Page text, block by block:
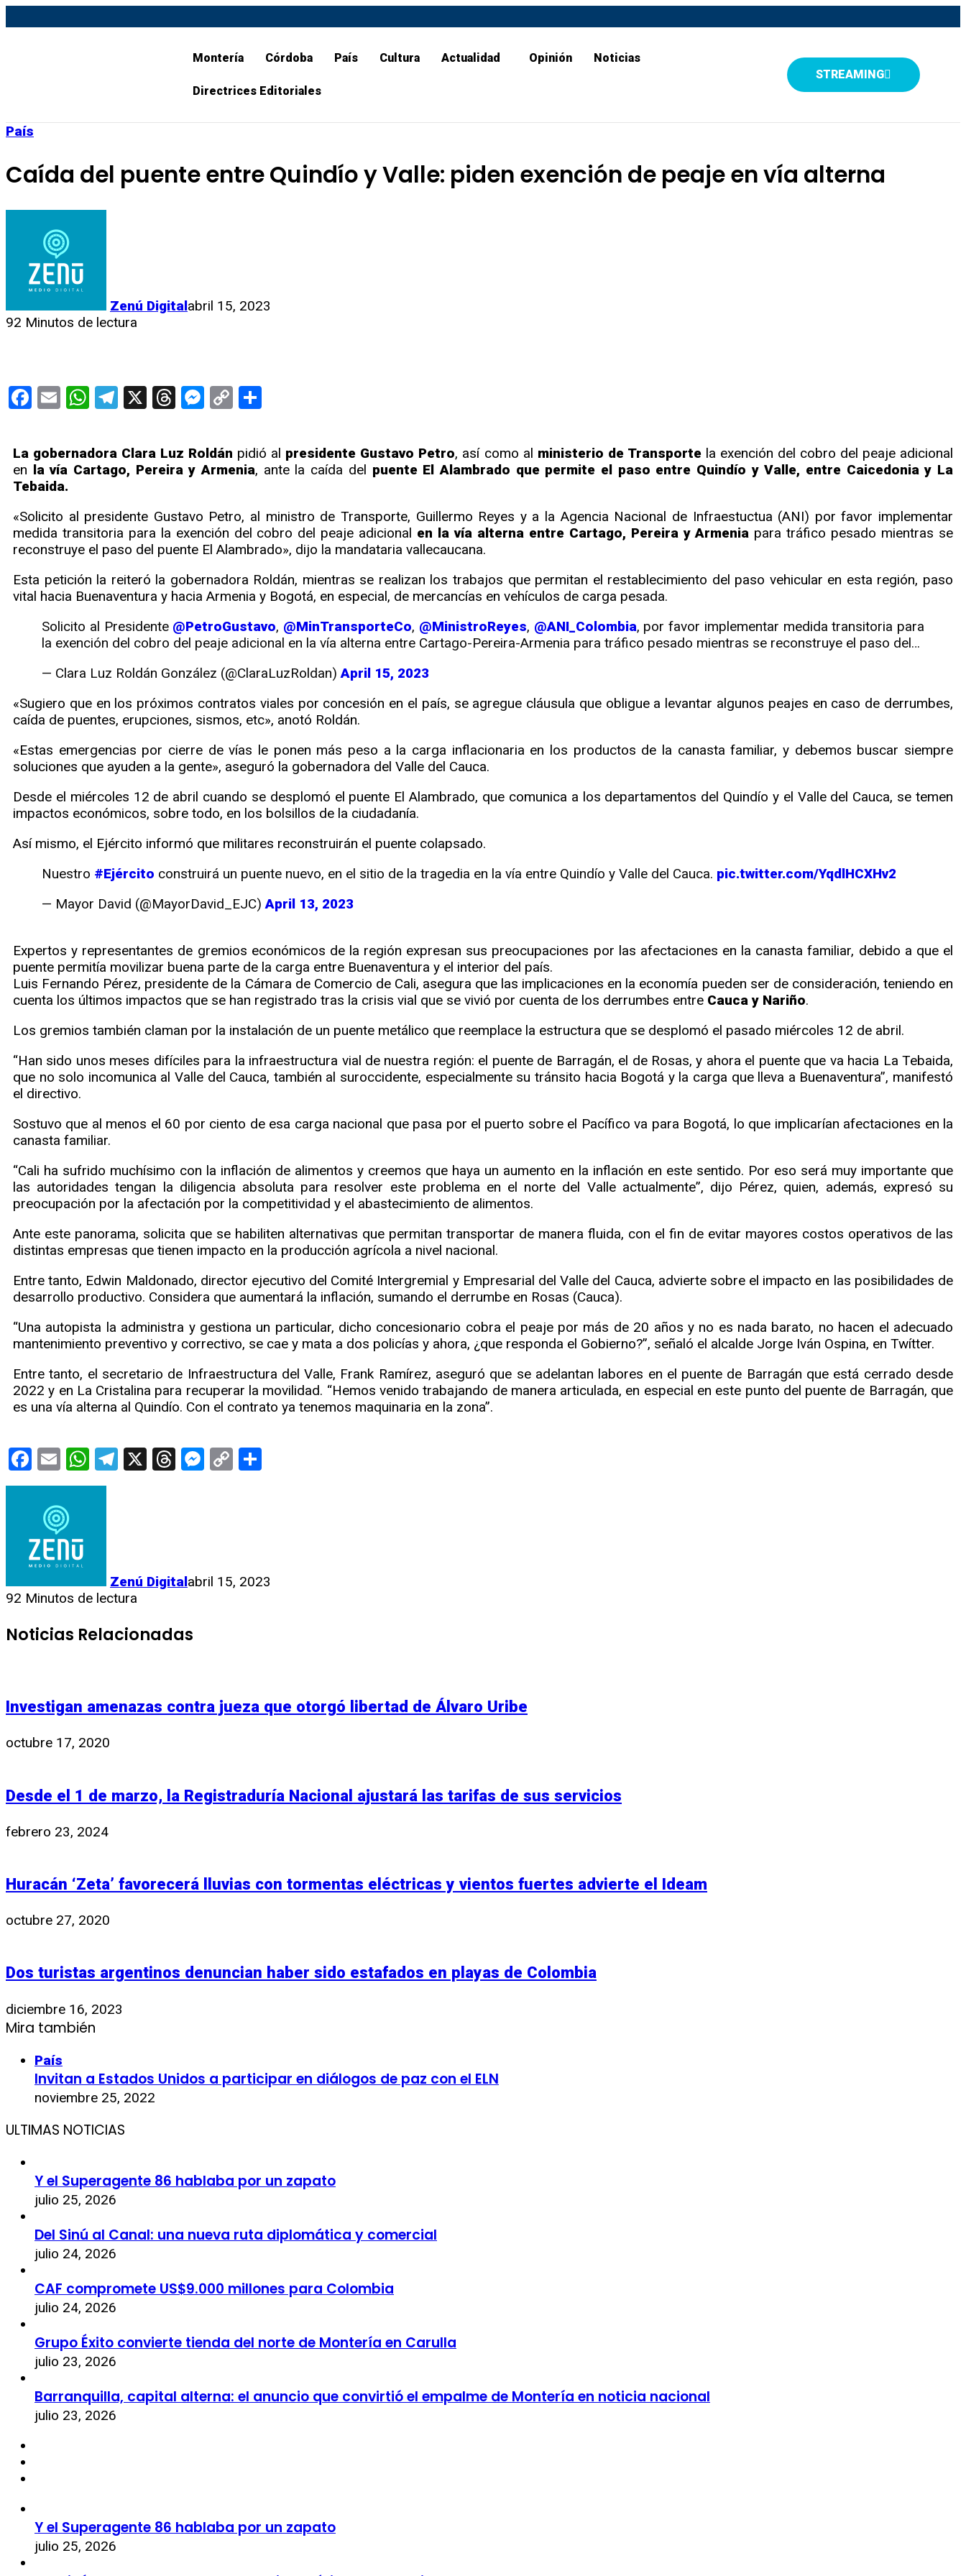
Montería Córdoba País Cultura Actualidad Opinión Noticias
Directrices Editoriales
STREAMING
País
Caída del puente entre Quindío y Valle: piden exención de peaje en vía alterna
Zenú Digitalabril 15, 2023
92 Minutos de lectura
Facebook
EmailWhatsApp
Telegram
X Threads
Messenger
Copy
La gobernadora Clara Luz Roldán pidió al presidente Gustavo Petro, así como al ministerio de Transportela exención del cobro del peaje adicional
en la vía Cartago, Pereira y Armenia, ante la caída del puente El Alambrado que permite el paso entre Quindío y Valle, entre Caicedonia y La
Tebaida.
«Solicito al presidente Gustavo Petro, al ministro de Transporte, Guillermo Reyes y a la Agencia Nacional de Infraestuctua (ANI) por favor implementar
medida transitoria para la exención del cobro del peaje adicional en la vía alterna entre Cartago, Pereira y Armenia para tráfico pesado mientras se
reconstruye el paso del puente El Alambrado», dijo la mandataria vallecaucana.
Esta petición la reiteró la gobernadora Roldán, mientras se realizan los trabajos que permitan el restablecimiento del paso vehicular en esta región, paso
vital hacia Buenaventura y hacia Armenia y Bogotá, en especial, de mercancías en vehículos de carga pesada.
Solicito al Presidente @PetroGustavo, @MinTransporteCo, @MinistroReyes, @ANI_Colombia, por favor implementar medida transitoria para
la exención del cobro del peaje adicional en la vía alterna entre Cartago-Pereira-Armenia para tráfico pesado mientras se reconstruye el paso del…
— Clara Luz Roldán González (@ClaraLuzRoldan)April 15, 2023
«Sugiero que en los próximos contratos viales por concesión en el país, se agregue cláusula que obligue a levantar algunos peajes en caso de derrumbes,
caída de puentes, erupciones, sismos, etc», anotó Roldán.
«Estas emergencias por cierre de vías le ponen más peso a la carga inflacionaria en los productos de la canasta familiar, y debemos buscar siempre
soluciones que ayuden a la gente», aseguró la gobernadora del Valle del Cauca.
Desde el miércoles 12 de abril cuando se desplomó el puente El Alambrado, que comunica a los departamentos del Quindío y el Valle del Cauca, se temen
impactos económicos, sobre todo, en los bolsillos de la ciudadanía.
Así mismo, el Ejército informó que militares reconstruirán el puente colapsado.
Nuestro #Ejército construirá un puente nuevo, en el sitio de la tragedia en la vía entre Quindío y Valle del Cauca. pic.twitter.com/YqdlHCXHv2
— Mayor David (@MayorDavid_EJC)April 13, 2023
Expertos y representantes de gremios económicos de la región expresan sus preocupaciones por las afectaciones en la canasta familiar, debido a que el
puente permitía movilizar buena parte de la carga entre Buenaventura y el interior del país.
Luis Fernando Pérez, presidente de la Cámara de Comercio de Cali, asegura que las implicaciones en la economía pueden ser de consideración, teniendo en
cuenta los últimos impactos que se han registrado tras la crisis vial que se vivió por cuenta de los derrumbes entre Cauca y Nariño.
Los gremios también claman por la instalación de un puente metálico que reemplace la estructura que se desplomó el pasado miércoles 12 de abril.
“Han sido unos meses difíciles para la infraestructura vial de nuestra región: el puente de Barragán, el de Rosas, y ahora el puente que va hacia La Tebaida,
que no solo incomunica al Valle del Cauca, también al suroccidente, especialmente su tránsito hacia Bogotá y la carga que lleva a Buenaventura”, manifestó
el directivo.
Sostuvo que al menos el 60 por ciento de esa carga nacional que pasa por el puerto sobre el Pacífico va para Bogotá, lo que implicarían afectaciones en la
canasta familiar.
“Cali ha sufrido muchísimo con la inflación de alimentos y creemos que haya un aumento en la inflación en este sentido. Por eso será muy importante que
las autoridades tengan la diligencia absoluta para resolver este problema en el norte del Valle actualmente”, dijo Pérez, quien, además, expresó su
preocupación por la afectación por la competitividad y el abastecimiento de alimentos.
Ante este panorama, solicita que se habiliten alternativas que permitan transportar de manera fluida, con el fin de evitar mayores costos operativos de las
distintas empresas que tienen impacto en la producción agrícola a nivel nacional.
Entre tanto, Edwin Maldonado, director ejecutivo del Comité Intergremial y Empresarial del Valle del Cauca, advierte sobre el impacto en las posibilidades de
desarrollo productivo. Considera que aumentará la inflación, sumando el derrumbe en Rosas (Cauca).
“Una autopista la administra y gestiona un particular, dicho concesionario cobra el peaje por más de 20 años y no es nada barato, no hacen el adecuado
mantenimiento preventivo y correctivo, se cae y mata a dos policías y ahora, ¿que responda el Gobierno?”, señaló el alcalde Jorge Iván Ospina, en Twítter.
Entre tanto, el secretario de Infraestructura del Valle, Frank Ramírez, aseguró que se adelantan labores en el puente de Barragán que está cerrado desde
2022 y en La Cristalina para recuperar la movilidad. “Hemos venido trabajando de manera articulada, en especial en este punto del puente de Barragán, que
es una vía alterna al Quindío. Con el contrato ya tenemos maquinaria en la zona”.
Facebook
EmailWhatsApp
Telegram
X Threads
Messenger
Copy
Zenú Digitalabril 15, 2023
92 Minutos de lectura
Noticias Relacionadas
Investigan amenazas contra jueza que otorgó libertad de Álvaro Uribe
octubre 17, 2020
Desde el 1 de marzo, la Registraduría Nacional ajustará las tarifas de sus servicios
febrero 23, 2024
Huracán ‘Zeta’ favorecerá lluvias con tormentas eléctricas y vientos fuertes advierte el Ideam
octubre 27, 2020
Dos turistas argentinos denuncian haber sido estafados en playas de Colombia
diciembre 16, 2023
Mira también
País
Invitan a Estados Unidos a participar en diálogos de paz con el ELN
noviembre 25, 2022
ULTIMAS NOTICIAS
Y el Superagente 86 hablaba por un zapato
julio 25, 2026
Del Sinú al Canal: una nueva ruta diplomática y comercial
julio 24, 2026
CAF compromete US$9.000 millones para Colombia
julio 24, 2026
Grupo Éxito convierte tienda del norte de Montería en Carulla
julio 23, 2026
Barranquilla, capital alterna: el anuncio que convirtió el empalme de Montería en noticia nacional
julio 23, 2026
Y el Superagente 86 hablaba por un zapato
julio 25, 2026